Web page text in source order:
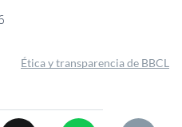
Ética y transparencia de BBCL